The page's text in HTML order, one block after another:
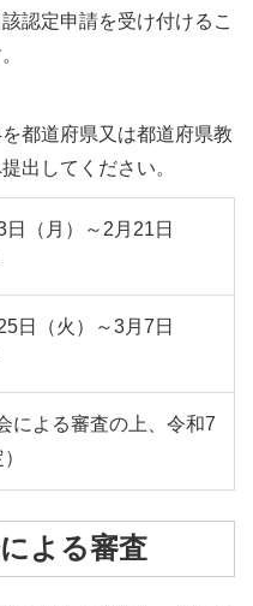
認定申請を受け付けるこ
都道府県又は都道府県教
出してください。
（月）
～2月21日
日 （火）
～3月7日
による審査の上、令和7
による審査